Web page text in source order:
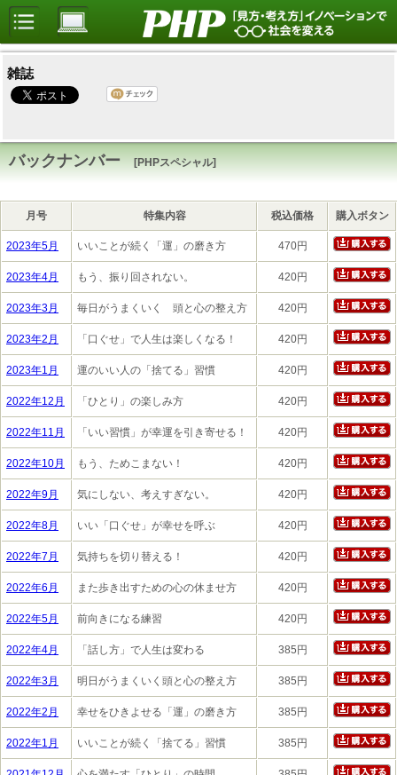
雑誌
バックナンバー [PHPスペシャル]
月号 特集内容 税込価格 購入ボタン
2023年5月 いいことが続く「運」の磨き方 470円
2023年4月 もう、振り回されない。 420円
2023年3月 毎日がうまくいく 頭と心の整え方 420円
2023年2月 「口ぐせ」で人生は楽しくなる！ 420円
2023年1月 運のいい人の「捨てる」習慣 420円
2022年12月 「ひとり」の楽しみ方 420円
2022年11月 「いい習慣」が幸運を引き寄せる！ 420円
2022年10月 もう、ためこまない！ 420円
2022年9月 気にしない、考えすぎない。 420円
2022年8月 いい「口ぐせ」が幸せを呼ぶ 420円
2022年7月 気持ちを切り替える！ 420円
2022年6月 また歩き出すための心の休ませ方 420円
2022年5月 前向きになる練習 420円
2022年4月 「話し方」で人生は変わる 385円
2022年3月 明日がうまくいく頭と心の整え方 385円
2022年2月 幸せをひきよせる「運」の磨き方 385円
2022年1月 いいことが続く「捨てる」習慣 385円